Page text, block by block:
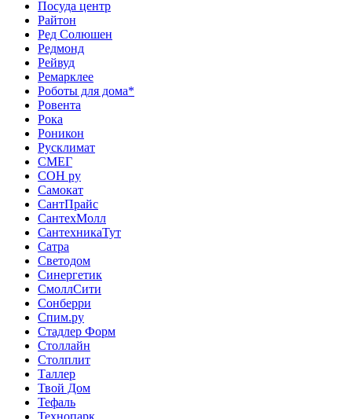
Посуда центр
Райтон
Ред Солюшен
Редмонд
Рейвуд
Ремарклее
Роботы для дома*
Ровента
Рока
Роникон
Русклимат
СМЕГ
СОН ру
Самокат
СантПрайс
СантехМолл
СантехникаТут
Сатра
Светодом
Синергетик
СмоллСити
Сонберри
Спим.ру
Стадлер Форм
Столлайн
Столплит
Таллер
Твой Дом
Тефаль
Технопарк